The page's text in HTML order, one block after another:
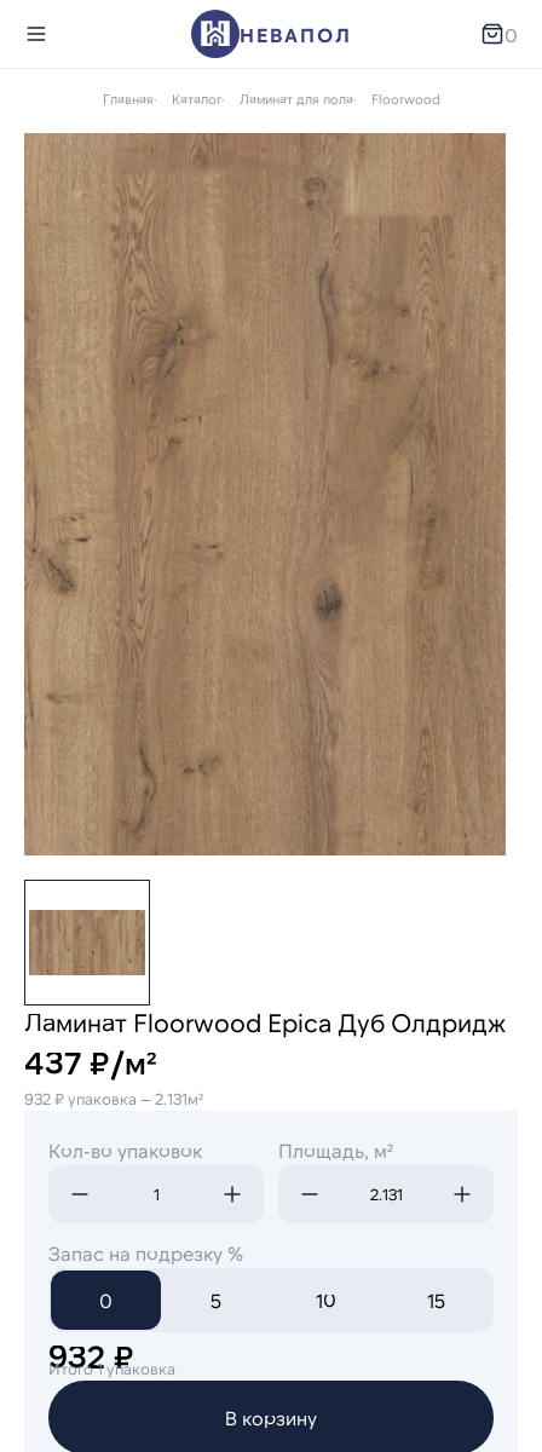
НЕВАПОЛ 0
Главная Каталог Ламинат для пола Floorwood
Ламинат Floorwood Epica Дуб Олдридж
437 ₽/м²
932 ₽ упаковка — 2.131м²
Кол-во упаковок Площадь, м²
Запас на подрезку %
0 5 10 15
932 ₽
Итого 1 упаковка
В корзину